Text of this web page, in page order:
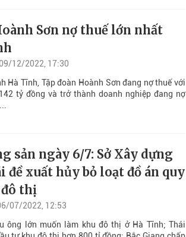
Sơn nợ thuế lớn nhất
12/2022, 17:30
Hà Tĩnh, Tập đoàn Hoành Sơn đang nợ thuế với
tỷ đồng và trở thành doanh nghiệp đang nợ
sản ngày 6/7: Sở Xây dựng
đề xuất hủy bỏ loạt đồ án quy
thị
07/2022, 12:53
ông lớn muốn làm khu đô thị ở Hà Tĩnh; Thái